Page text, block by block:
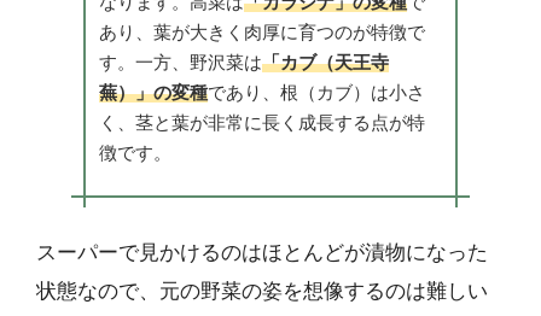
あり、葉が大きく肉厚に育つのが特徴で
す。一方、野沢菜は「カブ（天王寺
蕪）」の変種であり、根（カブ）は小さ
く、茎と葉が非常に長く成長する点が特
徴です。
スーパーで見かけるのはほとんどが漬物になった
状態なので、元の野菜の姿を想像するのは難しい